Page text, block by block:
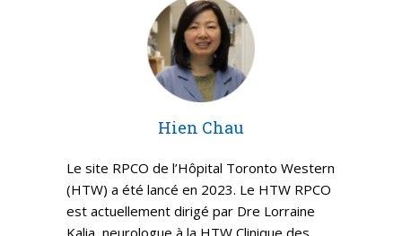
Hien Chau
Le site RPCO de l’Hôpital Toronto Western
(HTW) a été lancé en 2023. Le HTW RPCO
est actuellement dirigé par Dre Lorraine
Kalia, neurologue à la HTW Clinique des